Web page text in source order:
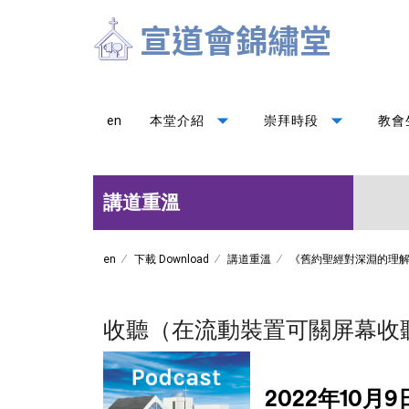
en 本堂介紹 arrow_drop_down 崇拜時段 arrow_drop_down 教會
講道重溫
en 下載 Download 講道重溫 《舊約聖經對深淵的理
收聽（在流動裝置可關屏幕收